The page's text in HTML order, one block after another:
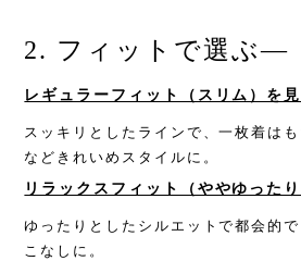
2. フィットで選ぶ—
レギュラーフィット（スリム）を見
スッキリとしたラインで、一枚着は
などきれいめスタイルに。
リラックスフィット（ややゆった
ゆったりとしたシルエットで都会的
こなしに。